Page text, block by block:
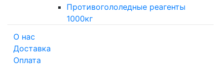
Противогололедные реагенты
1000кг
О нас
Доставка
Оплата